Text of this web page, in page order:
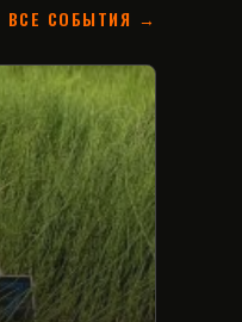
ВСЕ СОБЫТИЯ →